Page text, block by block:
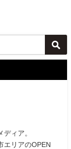
ィア。
エリアのOPEN